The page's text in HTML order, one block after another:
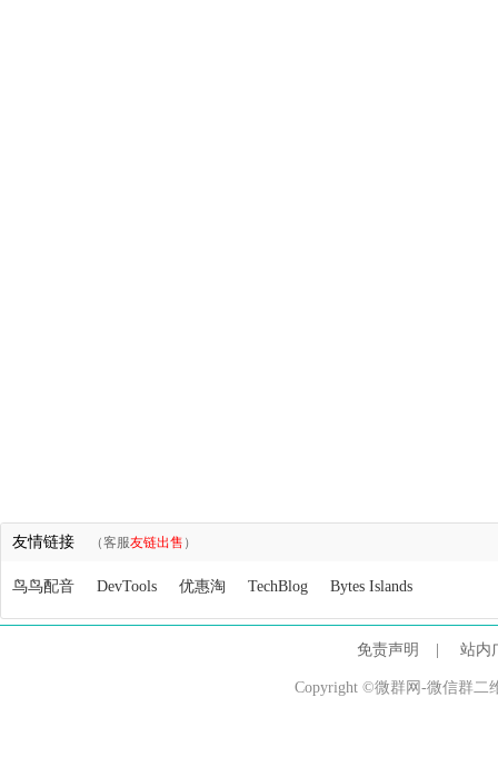
友情链接 （客服友链出售 ）
鸟鸟配音 DevTools 优惠淘 TechBlog Bytes Islands
免责声明 站内
Copyright ©微群网-微信群二